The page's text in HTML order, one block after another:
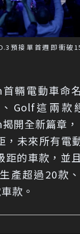
預接單首週即衝破
輛電動車命
Golf這兩款
開全新篇章，
，未來所有電
距的車款，並
產超過20款
款。